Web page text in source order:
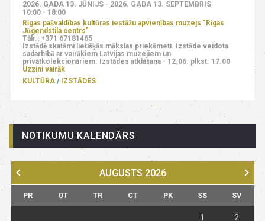
2026. GADA 13. JŪNIJS - 2026. GADA 13. SEPTEMBRIS
10:00 - 18:00
Rīgas pašvaldības kultūras iestāžu apvienības muzejs "Rīgas
Jūgendstila centrs"
Tālr.: +371 67181465
Izstādē skatāmi lietišķās mākslas priekšmeti. Izstāde veidota
sadarbībā ar vairākiem Latvijas muzejiem un
privātkolekcionāriem. Izstādes atklāšana - 12.06. plkst. 17.00
Uzzini vairāk
KULTŪRA
IZSTĀDES
NOTIKUMU KALENDĀRS
AUGUSTS 2026
PR OT TR CT PK SS SV
1 2